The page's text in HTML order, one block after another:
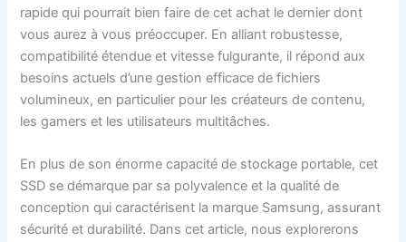
rapide qui pourrait bien faire de cet achat le dernier dont
vous aurez à vous préoccuper. En alliant robustesse,
compatibilité étendue et vitesse fulgurante, il répond aux
besoins actuels d’une gestion efficace de fichiers
volumineux, en particulier pour les créateurs de contenu,
les gamers et les utilisateurs multitâches.
En plus de son énorme capacité de stockage portable, cet
SSD se démarque par sa polyvalence et la qualité de
conception qui caractérisent la marque Samsung, assurant
sécurité et durabilité. Dans cet article, nous explorerons